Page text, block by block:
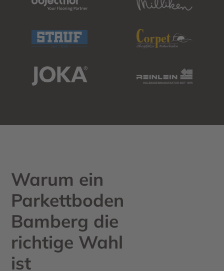
Warum ein
Parkettboden
Bamberg die
richtige Wahl
ist